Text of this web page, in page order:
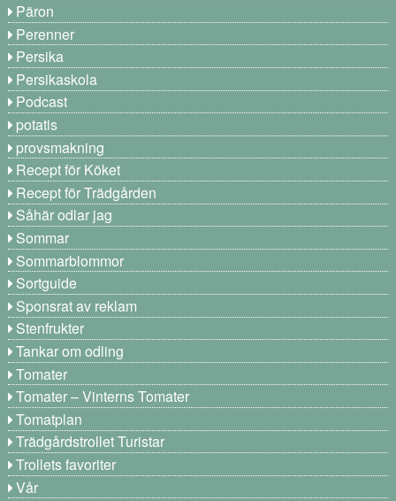
Päron
Perenner
Persika
Persikaskola
Podcast
potatis
provsmakning
Recept för Köket
Recept för Trädgården
Såhär odlar jag
Sommar
Sommarblommor
Sortguide
Sponsrat av reklam
Stenfrukter
Tankar om odling
Tomater
Tomater – Vinterns Tomater
Tomatplan
Trädgårdstrollet Turistar
Trollets favoriter
Vår